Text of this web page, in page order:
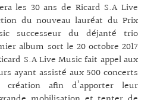
les 30 ans de Ricard S.A Live
du nouveau lauréat du Prix
successeur du déjanté trio
album sort le 20 octobre 2017
S.A Live Music fait appel aux
ayant assisté aux 500 concerts
création afin d’apporter leur